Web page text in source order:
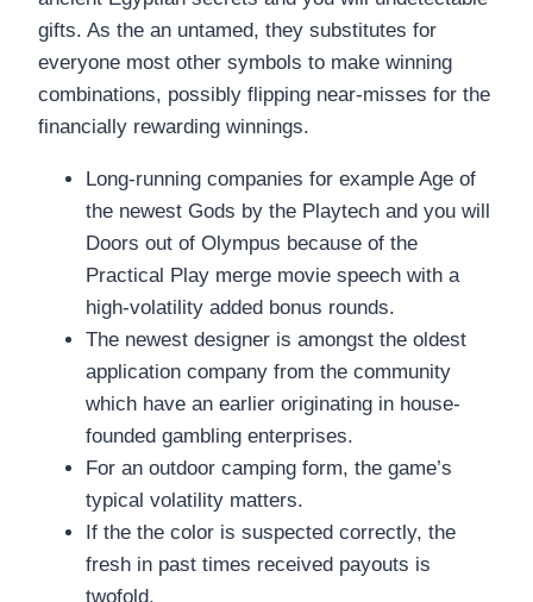
gifts. As the an untamed, they substitutes for
everyone most other symbols to make winning
combinations, possibly flipping near-misses for the
financially rewarding winnings.
Long-running companies for example Age of
the newest Gods by the Playtech and you will
Doors out of Olympus because of the
Practical Play merge movie speech with a
high-volatility added bonus rounds.
The newest designer is amongst the oldest
application company from the community
which have an earlier originating in house-
founded gambling enterprises.
For an outdoor camping form, the game’s
typical volatility matters.
If the the color is suspected correctly, the
fresh in past times received payouts is
twofold.